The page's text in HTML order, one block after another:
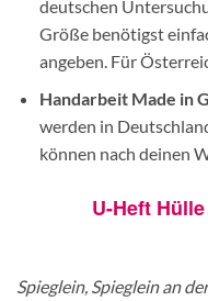
deutschen
Größe benötigst
angeben. Für
Handarbeit Made in
werden in
können nach deinen
U-Heft
Spieglein, Spieglein an